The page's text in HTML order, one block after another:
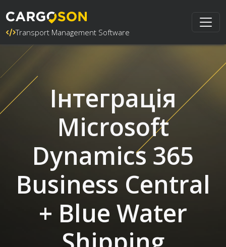
Transport Management Software
Інтеграція
Microsoft
Dynamics 365
Business Central
+ Blue Water